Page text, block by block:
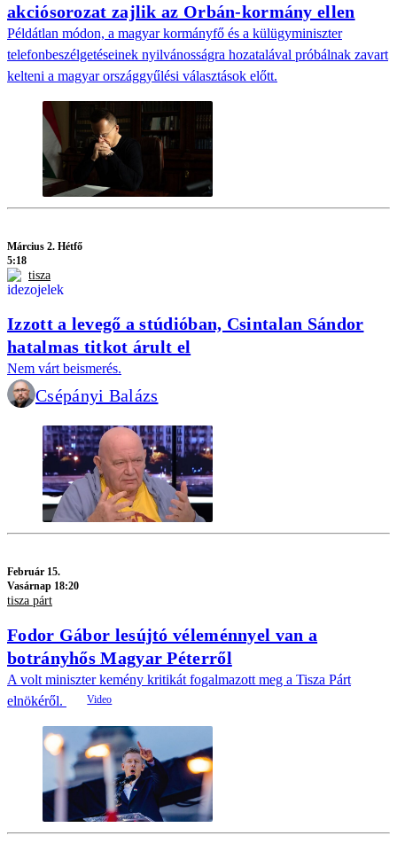
akciósorozat zajlik az Orbán-kormány ellen
Példátlan módon, a magyar kormányfő és a külügyminiszter
telefonbeszélgetéseinek nyilvánosságra hozatalával próbálnak zavart
kelteni a magyar országgyűlési választások előtt.
Március 2. Hétfő
5:18
tisza
Izzott a levegő a stúdióban, Csintalan Sándor
hatalmas titkot árult el
Nem várt beismerés.
Csépányi Balázs
Február 15.
Vasárnap 18:20
tisza párt
Fodor Gábor lesújtó véleménnyel van a
botrányhős Magyar Péterről
A volt miniszter kemény kritikát fogalmazott meg a Tisza Párt
elnökéről.